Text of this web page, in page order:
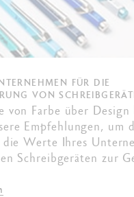
FÜR DIE
VON
von Farbe über Design
Empfehlungen, um
Werte Ihres
Schreibgeräten zur